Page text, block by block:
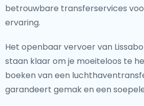
door Bairro Alto slingeren, barst
opmerkelijke
en de levendige Time Out Market
levendig portret van haar unieke
Verborgen Schatten
betrouwbare transferservices
ervaring.
Het openbaar vervoer van
staan klaar om je moeiteloos te
boeken van een
garandeert gemak en een